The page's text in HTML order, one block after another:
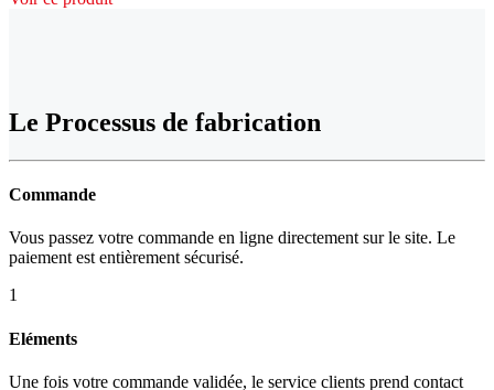
Le Processus de fabrication
Commande
Vous passez votre commande en ligne directement sur le site. Le
paiement est entièrement sécurisé.
1
Eléments
Une fois votre commande validée, le service clients prend contact